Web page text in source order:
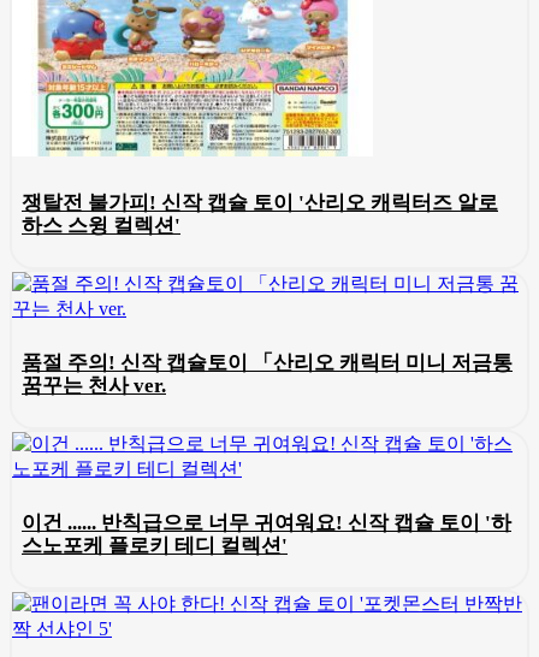
쟁탈전 불가피! 신작 캡슐 토이 '산리오 캐릭터즈 알로
하스 스윙 컬렉션'
품절 주의! 신작 캡슐토이 「산리오 캐릭터 미니 저금통
꿈꾸는 천사 ver.
이건 ...... 반칙급으로 너무 귀여워요! 신작 캡슐 토이 '하
스노포케 플로키 테디 컬렉션'